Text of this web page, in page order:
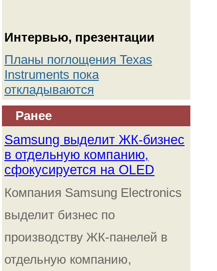
Интервью, презентации
Планы поглощения Texas
Instruments пока
откладываются
Ранее
Samsung выделит ЖК-бизнес
в отдельную компанию,
сфокусируется на OLED
Компания Samsung Electronics
выделит бизнес по
производству ЖК-панелей в
отдельную компанию,